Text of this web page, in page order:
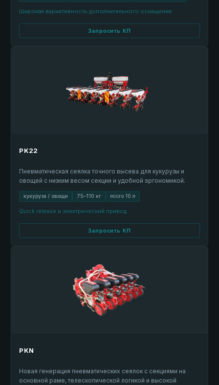
Широкая вариативность дополнительного оснащения
Запросить КП
PK22
Пневматическая сеялка точного высева для кукурузы и
овощей с низким весом секции и удобной эргономикой.
кукуруза / овощи 75–110 кг micro 10 л
Quick release и электрический привод
Запросить КП
PKN
Новая генерация пневматических сеялок с секциями на
основной раме, телескопической логикой и высокой